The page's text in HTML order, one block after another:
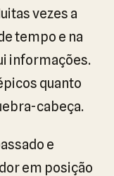
vezes a
tempo e na
informações.
quanto
cabeça.
e
em posição